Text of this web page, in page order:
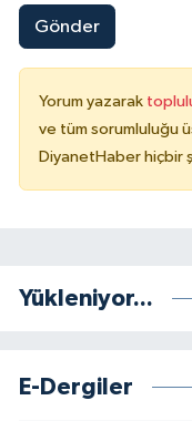
Gönder
Yorum yazarak
ve tüm sorumluluğu
DiyanetHaber hiçbir
Yükleniyor...
E-Dergiler